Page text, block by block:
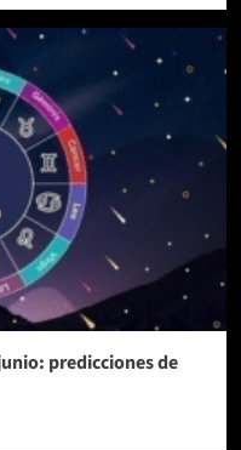
predicciones de